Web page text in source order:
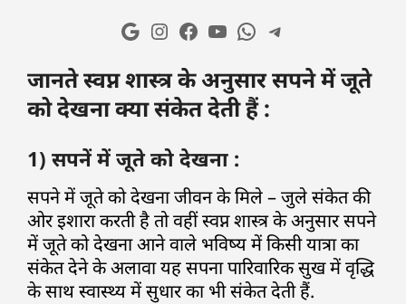
जानते स्वप्न शास्त्र के अनुसार सपने में जूते
को देखना क्या संकेत देती हैं :
1) सपनें में जूते को देखना :
सपने में जूते को देखना जीवन के मिले – जुले संकेत की
ओर इशारा करती है तो वहीं स्वप्न शास्त्र के अनुसार सपने
में जूते को देखना आने वाले भविष्य में किसी यात्रा का
संकेत देने के अलावा यह सपना पारिवारिक सुख में वृद्धि
के साथ स्वास्थ्य में सुधार का भी संकेत देती हैं.